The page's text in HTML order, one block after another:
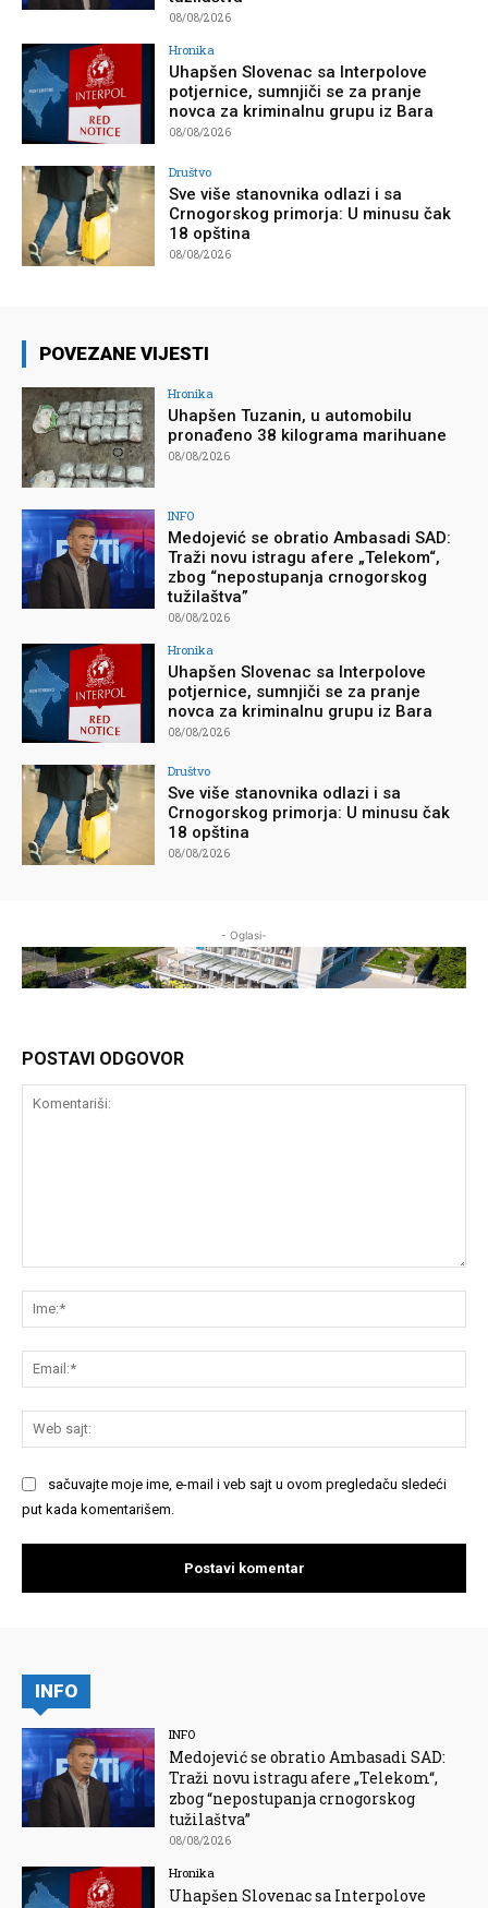
08/08/2026
Hronika
Uhapšen Slovenac sa Interpolove
potjernice, sumnjiči se za pranje
novca za kriminalnu grupu iz Bara
08/08/2026
Društvo
Sve više stanovnika odlazi i sa
Crnogorskog primorja: U minusu čak
18 opština
08/08/2026
POVEZANE VIJESTI
Hronika
Uhapšen Tuzanin, u automobilu
pronađeno 38 kilograma marihuane
08/08/2026
INFO
Medojević se obratio Ambasadi SAD:
Traži novu istragu afere „Telekom“,
zbog “nepostupanja crnogorskog
tužilaštva”
08/08/2026
Hronika
Uhapšen Slovenac sa Interpolove
potjernice, sumnjiči se za pranje
novca za kriminalnu grupu iz Bara
08/08/2026
Društvo
Sve više stanovnika odlazi i sa
Crnogorskog primorja: U minusu čak
18 opština
08/08/2026
- Oglasi-
POSTAVI ODGOVOR
sačuvajte moje ime, e-mail i veb sajt u ovom pregledaču sledeći
put kada komentarišem.
INFO
INFO
Medojević se obratio Ambasadi SAD:
Traži novu istragu afere „Telekom“,
zbog “nepostupanja crnogorskog
tužilaštva”
08/08/2026
Hronika
Uhapšen Slovenac sa Interpolove